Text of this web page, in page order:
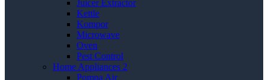
Juicer Extractor
Kettle
Kompor
Microwave
Oven
Pest Control
Home Appliances 2
Pompa Air